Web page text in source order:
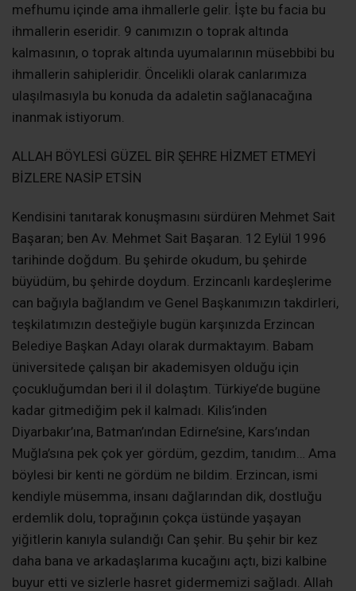
mefhumu içinde ama ihmallerle gelir. İşte bu facia bu
ihmallerin eseridir. 9 canımızın o toprak altında
kalmasının, o toprak altında uyumalarının müsebbibi bu
ihmallerin sahipleridir. Öncelikli olarak canlarımıza
ulaşılmasıyla bu konuda da adaletin sağlanacağına
inanmak istiyorum.
ALLAH BÖYLESİ GÜZEL BİR ŞEHRE HİZMET ETMEYİ
BİZLERE NASİP ETSİN
Kendisini tanıtarak konuşmasını sürdüren Mehmet Sait
Başaran; ben Av. Mehmet Sait Başaran. 12 Eylül 1996
tarihinde doğdum. Bu şehirde okudum, bu şehirde
büyüdüm, bu şehirde doydum. Erzincanlı kardeşlerime
can bağıyla bağlandım ve Genel Başkanımızın takdirleri,
teşkilatımızın desteğiyle bugün karşınızda Erzincan
Belediye Başkan Adayı olarak durmaktayım. Babam
üniversitede çalışan bir akademisyen olduğu için
çocukluğumdan beri il il dolaştım. Türkiye’de bugüne
kadar gitmediğim pek il kalmadı. Kilis’inden
Diyarbakır’ına, Batman’ından Edirne’sine, Kars’ından
Muğla’sına pek çok yer gördüm, gezdim, tanıdım… Ama
böylesi bir kenti ne gördüm ne bildim. Erzincan, ismi
kendiyle müsemma, insanı dağlarından dik, dostluğu
erdemlik dolu, toprağının çokça üstünde yaşayan
yiğitlerin kanıyla sulandığı Can şehir. Bu şehir bir kez
daha bana ve arkadaşlarıma kucağını açtı, bizi kalbine
buyur etti ve sizlerle hasret gidermemizi sağladı. Allah